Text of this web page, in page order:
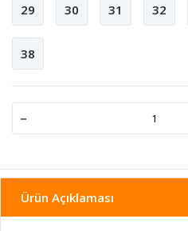
29 30 31 32
38
-
Ürün Açıklaması